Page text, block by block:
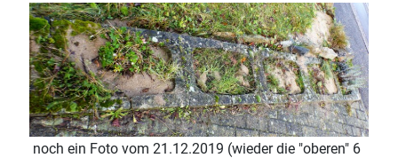
noch ein Foto vom 21.12.2019 (wieder die "oberen" 6